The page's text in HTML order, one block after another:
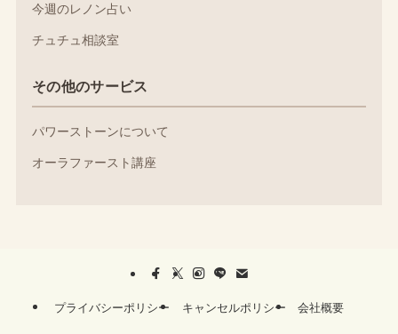
今週のレノン占い
チュチュ相談室
その他のサービス
パワーストーンについて
オーラファースト講座
プライバシーポリシー キャンセルポリシー 会社概要